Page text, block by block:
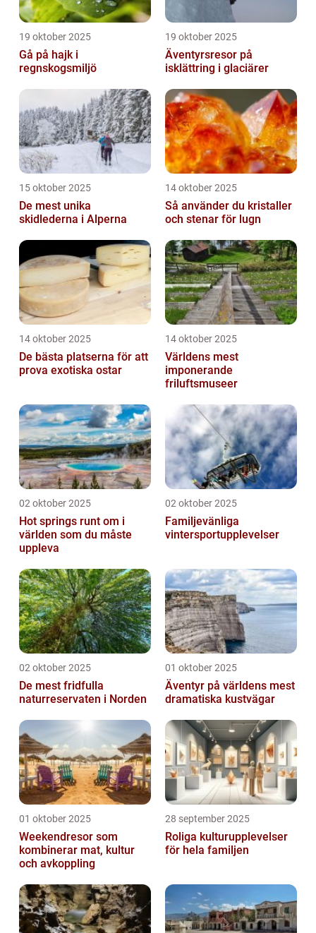
19 oktober 2025
Gå på hajk i
regnskogsmiljö
19 oktober 2025
Äventyrsresor på
isklättring i glaciärer
15 oktober 2025
De mest unika
skidlederna i Alperna
14 oktober 2025
Så använder du kristaller
och stenar för lugn
14 oktober 2025
De bästa platserna för att
prova exotiska ostar
14 oktober 2025
Världens mest
imponerande
friluftsmuseer
02 oktober 2025
Hot springs runt om i
världen som du måste
uppleva
02 oktober 2025
Familjevänliga
vintersportupplevelser
02 oktober 2025
De mest fridfulla
naturreservaten i Norden
01 oktober 2025
Äventyr på världens mest
dramatiska kustvägar
01 oktober 2025
Weekendresor som
kombinerar mat, kultur
och avkoppling
28 september 2025
Roliga kulturupplevelser
för hela familjen